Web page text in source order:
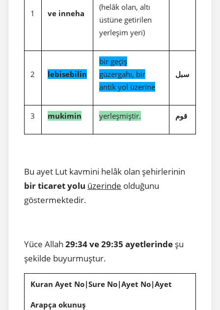
1 ve inneha
(helâk olan, altı
üstüne getirilen
yerleşim yeri)
2 lebisebilin
bir geçiş
güzergahı, bir
antik yol üzerine
سبل
3 mukimin yerleşmiştir. قوم
Bu ayet Lut kavmini helâk olan şehirlerinin
bir ticaret yolu üzerinde olduğunu
göstermektedir.
Yüce Allah 29:34 ve 29:35 ayetlerinde şu
şekilde buyurmuştur.
Kuran Ayet No|Sure No|Ayet No|Ayet
Arapça okunuş